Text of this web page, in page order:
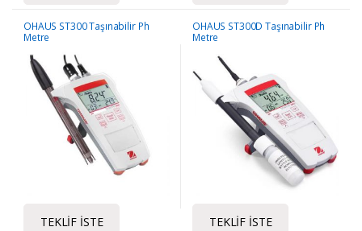
OHAUS ST300 Taşınabilir Ph
Metre
TEKLIF İSTE
OHAUS ST300D Taşınabilir Ph
Metre
TEKLIF İSTE